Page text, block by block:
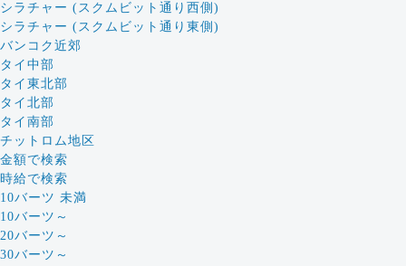
シラチャー (スクムビット通り西側)
シラチャー (スクムビット通り東側)
バンコク近郊
タイ中部
タイ東北部
タイ北部
タイ南部
チットロム地区
金額で検索
時給で検索
10バーツ 未満
10バーツ～
20バーツ～
30バーツ～